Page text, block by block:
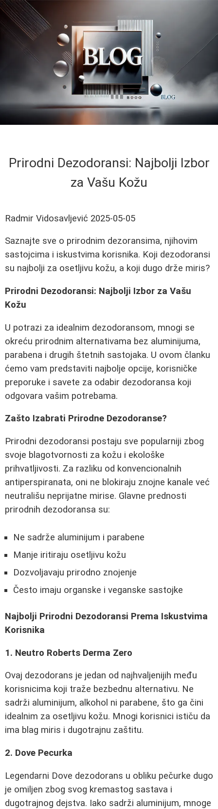
Prirodni Dezodoransi: Najbolji Izbor
za Vašu Kožu
Radmir Vidosavljević 2025-05-05
Saznajte sve o prirodnim dezoransima, njihovim
sastojcima i iskustvima korisnika. Koji dezodoransi
su najbolji za osetljivu kožu, a koji dugo drže miris?
Prirodni Dezodoransi: Najbolji Izbor za Vašu
Kožu
U potrazi za idealnim dezodoransom, mnogi se
okreću prirodnim alternativama bez aluminijuma,
parabena i drugih štetnih sastojaka. U ovom članku
ćemo vam predstaviti najbolje opcije, korisničke
preporuke i savete za odabir dezodoransa koji
odgovara vašim potrebama.
Zašto Izabrati Prirodne Dezodoranse?
Prirodni dezodoransi postaju sve popularniji zbog
svoje blagotvornosti za kožu i ekološke
prihvatljivosti. Za razliku od konvencionalnih
antiperspiranata, oni ne blokiraju znojne kanale već
neutrališu neprijatne mirise. Glavne prednosti
prirodnih dezodoransa su:
Ne sadrže aluminijum i parabene
Manje iritiraju osetljivu kožu
Dozvoljavaju prirodno znojenje
Često imaju organske i veganske sastojke
Najbolji Prirodni Dezodoransi Prema Iskustvima
Korisnika
1. Neutro Roberts Derma Zero
Ovaj dezodorans je jedan od najhvaljenijih među
korisnicima koji traže bezbednu alternativu. Ne
sadrži aluminijum, alkohol ni parabene, što ga čini
idealnim za osetljivu kožu. Mnogi korisnici ističu da
ima blag miris i dugotrajnu zaštitu.
2. Dove Pecurka
Legendarni Dove dezodorans u obliku pečurke dugo
je omiljen zbog svog kremastog sastava i
dugotrajnog dejstva. Iako sadrži aluminijum, mnoge